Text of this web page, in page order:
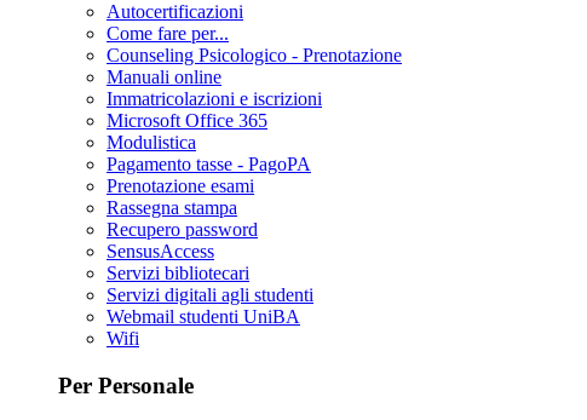
Autocertificazioni
Come fare per...
Counseling Psicologico - Prenotazione
Manuali online
Immatricolazioni e iscrizioni
Microsoft Office 365
Modulistica
Pagamento tasse - PagoPA
Prenotazione esami
Rassegna stampa
Recupero password
SensusAccess
Servizi bibliotecari
Servizi digitali agli studenti
Webmail studenti UniBA
Wifi
Per Personale